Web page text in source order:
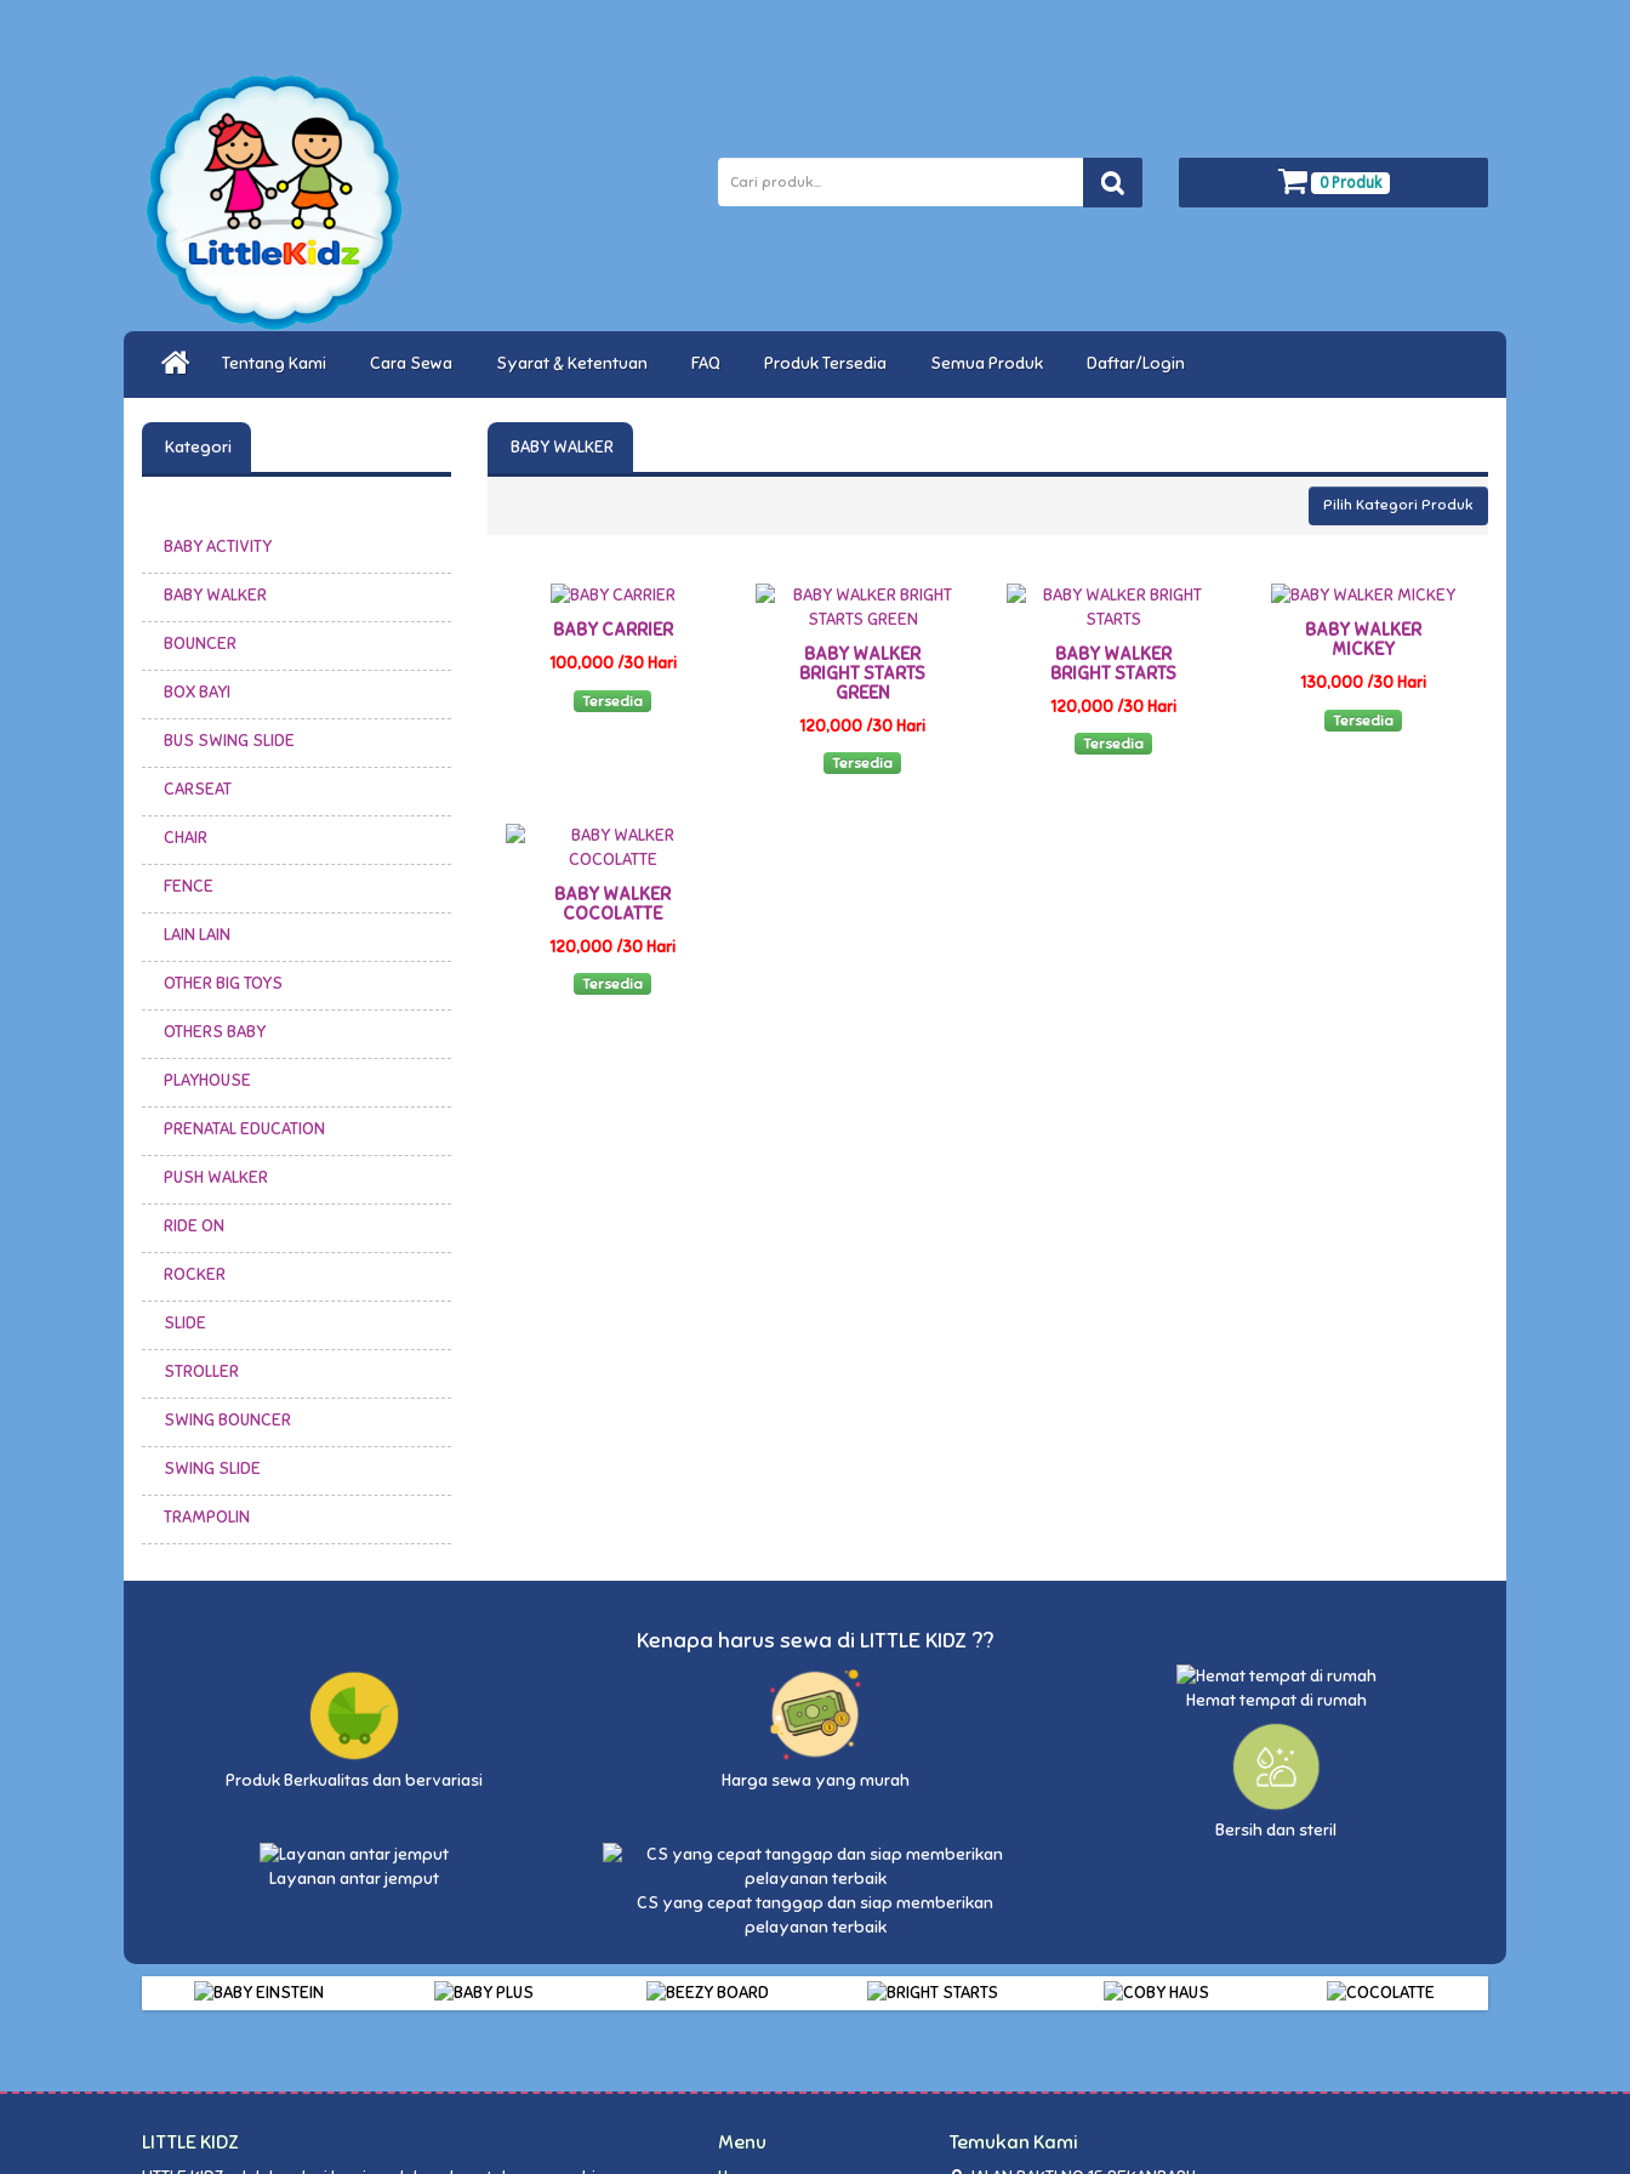
0 Produk
Tentang Kami Cara Sewa Syarat & Ketentuan FAQ Produk Tersedia Semua Produk Daftar/Login
Kategori
BABY ACTIVITY
BABY WALKER
BOUNCER
BOX BAYI
BUS SWING SLIDE
CARSEAT
CHAIR
FENCE
LAIN LAIN
OTHER BIG TOYS
OTHERS BABY
PLAYHOUSE
PRENATAL EDUCATION
PUSH WALKER
RIDE ON
ROCKER
SLIDE
STROLLER
SWING BOUNCER
SWING SLIDE
TRAMPOLIN
BABY WALKER
Pilih Kategori Produk
BABY CARRIER
100,000 /30 Hari
Tersedia
BABY WALKER
BRIGHT STARTS
GREEN
120,000 /30 Hari
Tersedia
BABY WALKER
BRIGHT STARTS
120,000 /30 Hari
Tersedia
BABY WALKER
MICKEY
130,000 /30 Hari
Tersedia
BABY WALKER
COCOLATTE
120,000 /30 Hari
Tersedia
Kenapa harus sewa di LITTLE KIDZ ??
Produk Berkualitas dan bervariasi Harga sewa yang murah
Hemat tempat di rumah
Bersih dan steril
Layanan antar jemput
CS yang cepat tanggap dan siap memberikan
pelayanan terbaik
LITTLE KIDZ Menu Temukan Kami